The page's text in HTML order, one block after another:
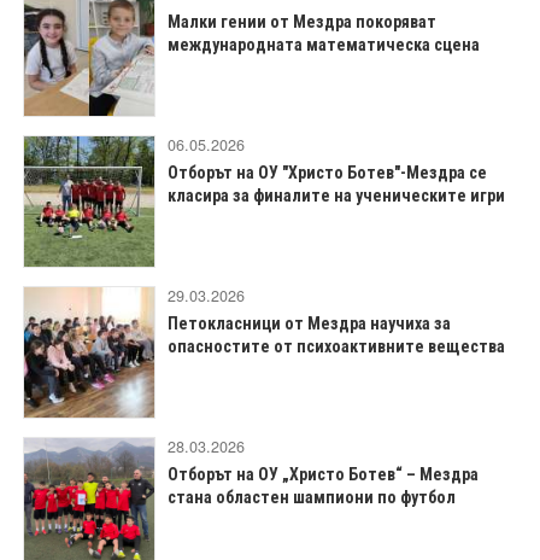
Малки гении от Мездра покоряват
международната математическа сцена
06.05.2026
Отборът на ОУ "Христо Ботев"-Мездра се
класира за финалите на ученическите игри
29.03.2026
Петокласници от Мездра научиха за
опасностите от психоактивните вещества
28.03.2026
Отборът на ОУ „Христо Ботев“ – Мездра
стана областен шампиони по футбол